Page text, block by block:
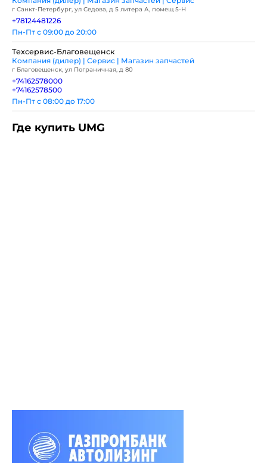
г Санкт-Петербург, ул Седова, д 5 литера А, помещ 5-Н
+78124481226
Пн-Пт с 09:00 до 20:00
Техсервис-Благовещенск
Компания (дилер) | Сервис | Магазин запчастей
г Благовещенск, ул Пограничная, д 80
+74162578000
+74162578500
Пн-Пт с 08:00 до 17:00
Где купить UMG